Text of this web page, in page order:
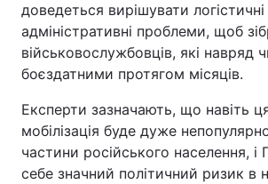
доведеться вирішувати логістичні
адміністративні проблеми, щоб
військовослужбовців, які навряд
боєздатними протягом місяців.
Експерти зазначають, що навіть
мобілізація буде дуже
частини російського населення, і
себе значний політичний ризик в